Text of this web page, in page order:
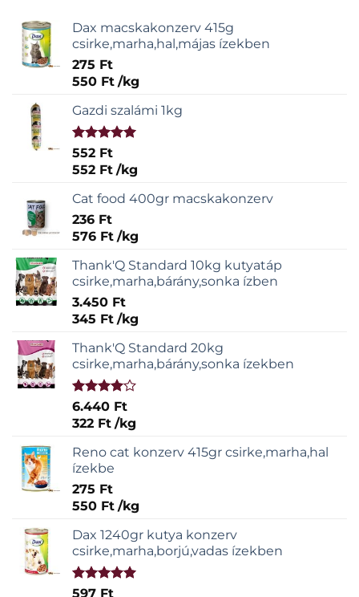
Dax macskakonzerv 415g
csirke,marha,hal,májas ízekben
275 Ft
550 Ft /kg
Gazdi szalámi 1kg
Értékelés:
5.00/ 5
552 Ft
552 Ft /kg
Cat food 400gr macskakonzerv
236 Ft
576 Ft /kg
Thank'Q Standard 10kg kutyatáp
csirke,marha,bárány,sonka ízben
3.450 Ft
345 Ft /kg
Thank'Q Standard 20kg
csirke,marha,bárány,sonka ízekben
Értékelés:
4.00 / 5
6.440 Ft
322 Ft /kg
Reno cat konzerv 415gr csirke,marha,hal
ízekbe
275 Ft
550 Ft /kg
Dax 1240gr kutya konzerv
csirke,marha,borjú,vadas ízekben
Értékelés:
597 Ft